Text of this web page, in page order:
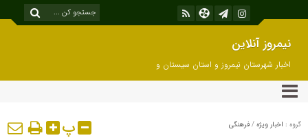
نیمروز آنلاین
اخبار شهرستان نیمروز و استان سیستان و
بلوچستان
گروه : اخبار ویژه / فرهنگی پ